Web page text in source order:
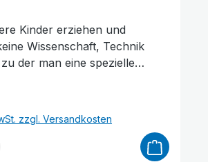
Kinder erziehen und
Wissenschaft, Technik
der man eine spezielle
Gottes, unseres Schöpfers
Gesellschaft, die öffentlichen
die Gemeinden
Mitarbeiter, sondern vorrangig
zzgl. Versandkosten